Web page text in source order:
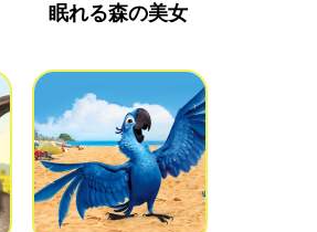
眠れる森の美女